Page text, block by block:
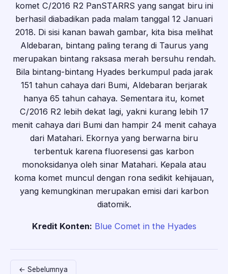
komet C/2016 R2 PanSTARRS yang sangat biru ini
berhasil diabadikan pada malam tanggal 12 Januari
2018. Di sisi kanan bawah gambar, kita bisa melihat
Aldebaran, bintang paling terang di Taurus yang
merupakan bintang raksasa merah bersuhu rendah.
Bila bintang-bintang Hyades berkumpul pada jarak
151 tahun cahaya dari Bumi, Aldebaran berjarak
hanya 65 tahun cahaya. Sementara itu, komet
C/2016 R2 lebih dekat lagi, yakni kurang lebih 17
menit cahaya dari Bumi dan hampir 24 menit cahaya
dari Matahari. Ekornya yang berwarna biru
terbentuk karena fluoresensi gas karbon
monoksidanya oleh sinar Matahari. Kepala atau
koma komet muncul dengan rona sedikit kehijauan,
yang kemungkinan merupakan emisi dari karbon
diatomik.
Kredit Konten: Blue Comet in the Hyades
← Sebelumnya